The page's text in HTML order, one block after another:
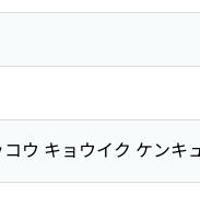
ウ キョウイク ケンキ